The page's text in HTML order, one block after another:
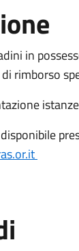
in
rimborso
istanze